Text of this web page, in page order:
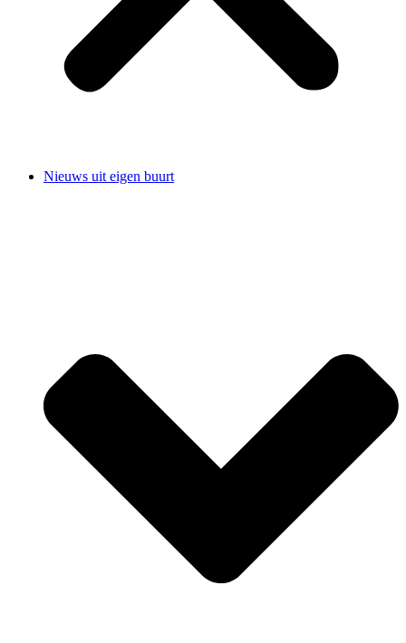
Nieuws uit eigen buurt